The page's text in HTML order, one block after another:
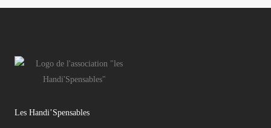
Les Handi’Spensables